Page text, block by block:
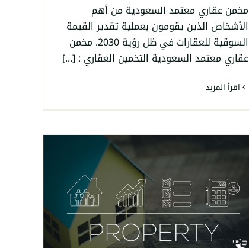
مخمن عقاري معتمد السعودية من أهم
الأشخاص الذين يقومون بعملية تقدير القيمة
السوقية للعقارات في ظل رؤية 2030. مخمن
عقاري معتمد السعودية التخمين العقاري : [...]
‫اقرأ المزيد